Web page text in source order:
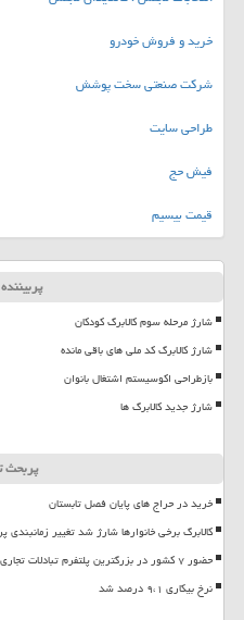
خرید و فروش خودرو
شرکت صنعتی سخت پوشش
طراحی سایت
فیش حج
قیمت بیسیم
شارژ مرحله سوم کالابرگ کودکان
شارژ کالابرگ کد ملی های باقی مانده
بازطراحی اکوسیستم اشتغال بانوان
شارژ جدید کالابرگ ها
پربحث
خرید در حراج های پایان فصل تابستان
کالابرگ برخی خانوارها شارژ شد تغییر
حضور ۷ کشور در بزرگترین پلتفرم تبادلات تجاری حوزه ساخت وساز
نرخ بیکاری ۹،۱ درصد شد